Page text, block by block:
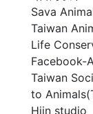
Sava
Taiwan
Life
Facebook-
Taiwan
to
Hiin studio